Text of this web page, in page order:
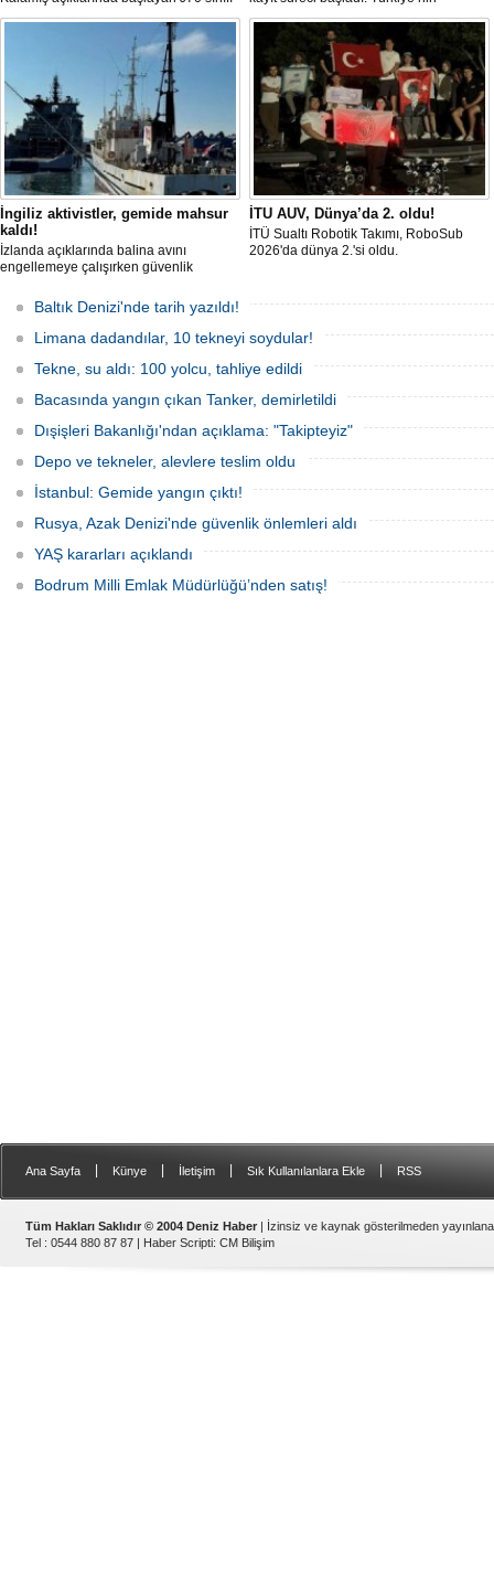
yarışlarıyla ilk startını verdi. İstanbul'u 10
gün boyunca yelken coşkusuyla
buluşturacak organizasyonun ilk
gününde 9 tekne rüzgârla buluştu.
denizcilik ve savunma teknolojilerine
odaklanan etkinliği, 20-23 Ağustos
tarihleri arasında Gölcük Tersanesi
Komutanlığı’nda gerçekleştirilecek.
İngiliz aktivistler, gemide mahsur
kaldı!
İzlanda açıklarında balina avını
engellemeye çalışırken güvenlik
protesto gemisindeki 21 çevre aktivisti,
günlerdir gemiden çıkmalarına izin
verilmediğini ve temel haklarının ihlal
edildiğini öne sürdü. Mürettebatta iki
Britanyalı aktivist de bulunuyor.
İTU AUV, Dünya’da 2. oldu!
İTÜ Sualtı Robotik Takımı, RoboSub
2026'da dünya 2.'si oldu.
Baltık Denizi'nde tarih yazıldı!
Limana dadandılar, 10 tekneyi soydular!
Tekne, su aldı: 100 yolcu, tahliye edildi
Bacasında yangın çıkan Tanker, demirletildi
Dışişleri Bakanlığı'ndan açıklama: "Takipteyiz"
Depo ve tekneler, alevlere teslim oldu
İstanbul: Gemide yangın çıktı!
Rusya, Azak Denizi'nde güvenlik önlemleri aldı
YAŞ kararları açıklandı
Bodrum Milli Emlak Müdürlüğü’nden satış!
Ana Sayfa Künye İletişim Sık Kullanılanlara Ekle RSS
Tüm Hakları Saklıdır © 2004 Deniz Haber | İzinsiz ve kaynak gösterilmeden
Tel : 0544 880 87 87 | Haber Scripti: CM Bilişim